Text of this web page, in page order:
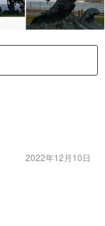
2022年12月10日